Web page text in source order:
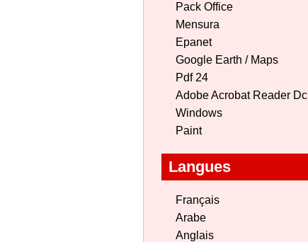
Pack Office
Mensura
Epanet
Google Earth / Maps
Pdf 24
Adobe Acrobat Reader Dc
Windows
Paint
Langues
Français
Arabe
Anglais